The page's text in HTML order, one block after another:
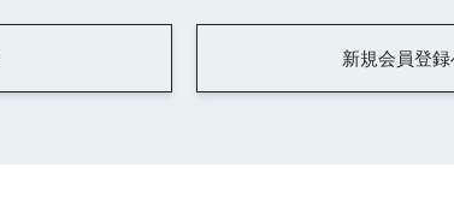
新規会員登録